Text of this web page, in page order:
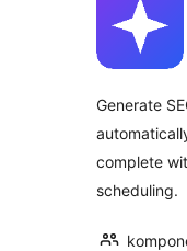
Generate
complete
scheduling.